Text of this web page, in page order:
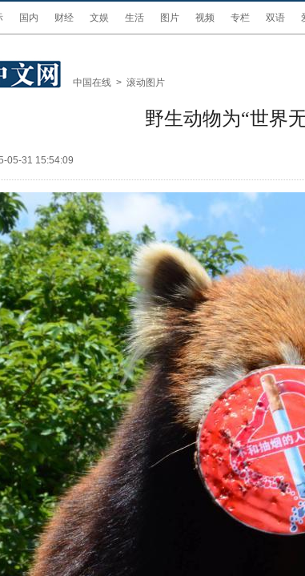
国内 财经 文娱 生活 图片 视频 专栏 双语
中国在线 > 滚动图片
野生动物为“世界
05-31 15:54:09